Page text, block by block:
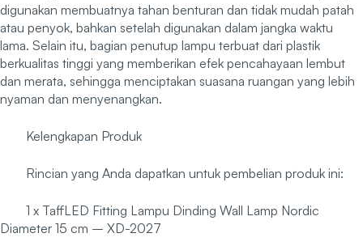
digunakan membuatnya tahan benturan dan tidak mudah patah
atau penyok, bahkan setelah digunakan dalam jangka waktu
lama. Selain itu, bagian penutup lampu terbuat dari plastik
berkualitas tinggi yang memberikan efek pencahayaan lembut
dan merata, sehingga menciptakan suasana ruangan yang lebih
nyaman dan menyenangkan.
Kelengkapan Produk
Rincian yang Anda dapatkan untuk pembelian produk ini:
1 x TaffLED Fitting Lampu Dinding Wall Lamp Nordic
Diameter 15 cm – XD-2027